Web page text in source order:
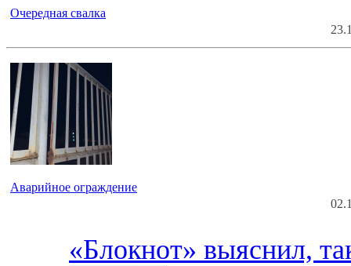
Очередная свалка
Аварийное ограждение
«Блокнот» выяснил,